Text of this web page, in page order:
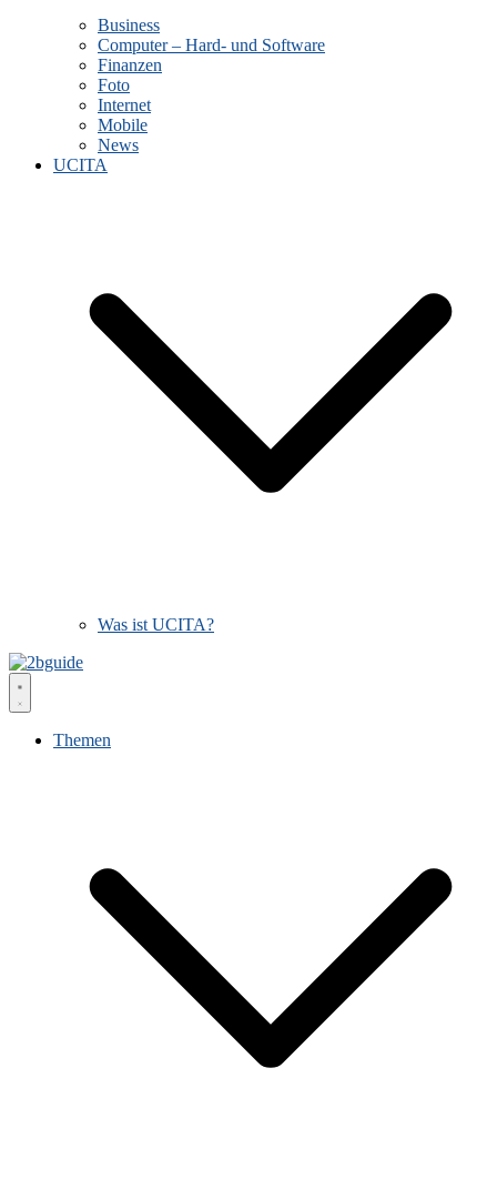
Business
Computer – Hard- und Software
Finanzen
Foto
Internet
Mobile
News
UCITA
Was ist UCITA?
Themen